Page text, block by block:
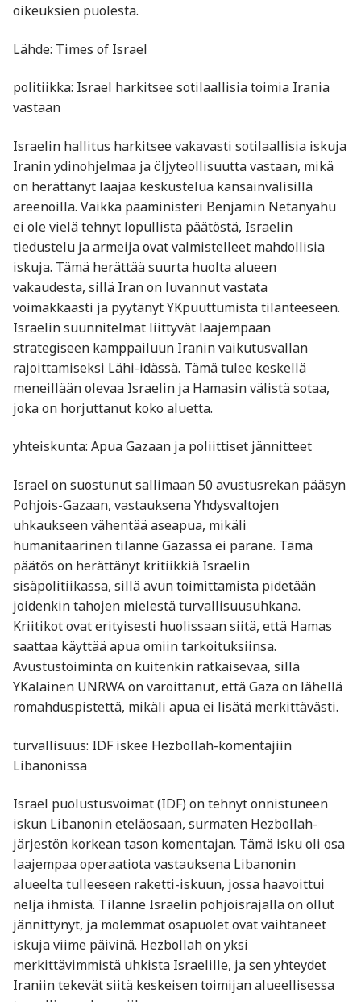
oikeuksien puolesta.
Lähde: Times of Israel
politiikka: Israel harkitsee sotilaallisia toimia Irania
vastaan
Israelin hallitus harkitsee vakavasti sotilaallisia iskuja
Iranin ydinohjelmaa ja öljyteollisuutta vastaan, mikä
on herättänyt laajaa keskustelua kansainvälisillä
areenoilla. Vaikka pääministeri Benjamin Netanyahu
ei ole vielä tehnyt lopullista päätöstä, Israelin
tiedustelu ja armeija ovat valmistelleet mahdollisia
iskuja. Tämä herättää suurta huolta alueen
vakaudesta, sillä Iran on luvannut vastata
voimakkaasti ja pyytänyt YKpuuttumista tilanteeseen.
Israelin suunnitelmat liittyvät laajempaan
strategiseen kamppailuun Iranin vaikutusvallan
rajoittamiseksi Lähi-idässä. Tämä tulee keskellä
meneillään olevaa Israelin ja Hamasin välistä sotaa,
joka on horjuttanut koko aluetta.
yhteiskunta: Apua Gazaan ja poliittiset jännitteet
Israel on suostunut sallimaan 50 avustusrekan pääsyn
Pohjois-Gazaan, vastauksena Yhdysvaltojen
uhkaukseen vähentää aseapua, mikäli
humanitaarinen tilanne Gazassa ei parane. Tämä
päätös on herättänyt kritiikkiä Israelin
sisäpolitiikassa, sillä avun toimittamista pidetään
joidenkin tahojen mielestä turvallisuusuhkana.
Kriitikot ovat erityisesti huolissaan siitä, että Hamas
saattaa käyttää apua omiin tarkoituksiinsa.
Avustustoiminta on kuitenkin ratkaisevaa, sillä
YKalainen UNRWA on varoittanut, että Gaza on lähellä
romahduspistettä, mikäli apua ei lisätä merkittävästi.
turvallisuus: IDF iskee Hezbollah-komentajiin
Libanonissa
Israel puolustusvoimat (IDF) on tehnyt onnistuneen
iskun Libanonin eteläosaan, surmaten Hezbollah-
järjestön korkean tason komentajan. Tämä isku oli osa
laajempaa operaatiota vastauksena Libanonin
alueelta tulleeseen raketti-iskuun, jossa haavoittui
neljä ihmistä. Tilanne Israelin pohjoisrajalla on ollut
jännittynyt, ja molemmat osapuolet ovat vaihtaneet
iskuja viime päivinä. Hezbollah on yksi
merkittävimmistä uhkista Israelille, ja sen yhteydet
Iraniin tekevät siitä keskeisen toimijan alueellisessa